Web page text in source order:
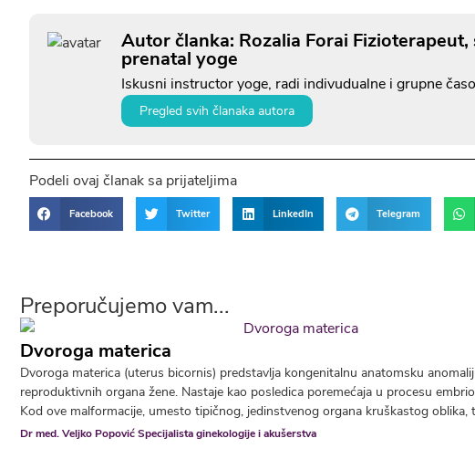
Autor članka: Rozalia Forai
prenatal yoge
Iskusni instructor yoge, radi indivudualne i grupne
Pregled svih članaka autora
Podeli ovaj članak sa prijateljima
Facebook Twitter LinkedIn Telegram
Preporučujemo vam...
Dvoroga materica
Dvoroga materica (uterus bicornis) predstavlja kongenitalnu anatomsku
reproduktivnih organa žene. Nastaje kao posledica poremećaja u procesu
Kod ove malformacije, umesto tipičnog, jedinstvenog organa kruškastog oblika,
Dr med. Veljko Popović Specijalista ginekologije i akušerstva